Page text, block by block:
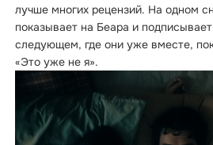
лучше многих рецензий. На одном
показывает на Беара и
следующем, где они уже вместе,
«Это уже не я».